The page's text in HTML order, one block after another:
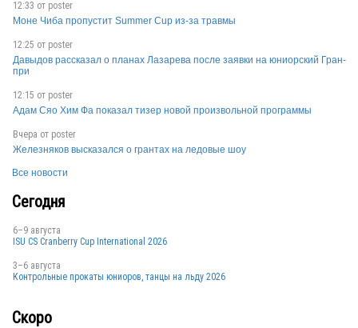
12:33 от poster
Моне Чиба пропустит Summer Cup из-за травмы
12:25 от poster
Давыдов рассказал о планах Лазарева после заявки на юниорский Гран-
при
12:15 от poster
Адам Сяо Хим Фа показал тизер новой произвольной программы
Вчера от poster
Железняков высказался о грантах на ледовые шоу
Все новости
Сегодня
6–9 августа
ISU CS Cranberry Cup International 2026
3–6 августа
Контрольные прокаты юниоров, танцы на льду 2026
Скоро